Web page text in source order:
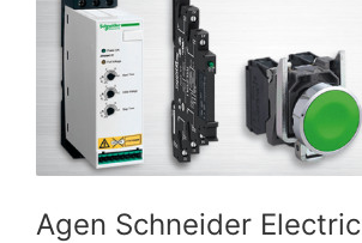
Agen Schneider Electric